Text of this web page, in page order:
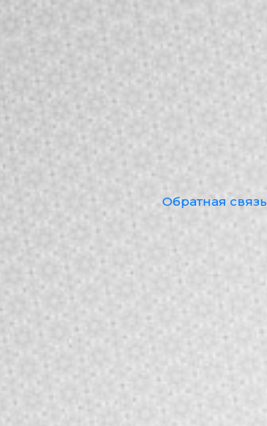
Обратная связь